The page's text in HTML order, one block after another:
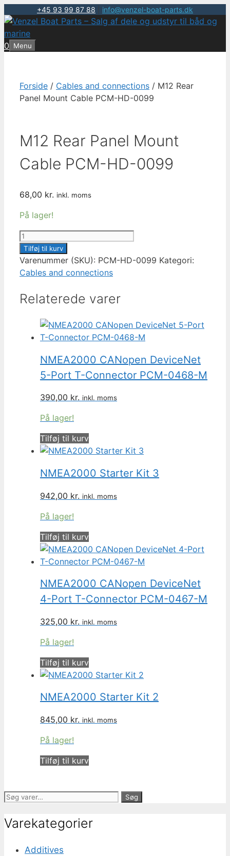
+45 93 99 87 88 info@venzel-boat-parts.dk
Hop
til
indhold
0 Menu
Forside / Cables and connections / M12 Rear
Panel Mount Cable PCM-HD-0099
M12 Rear Panel Mount
Cable PCM-HD-0099
68,00 kr. inkl. moms
På lager!
M12
Rear
Panel
Mount
PCM-
Tilføj til kurv
Varenummer (SKU): PCM-HD-0099 Kategori:
Cables and connections
Relaterede varer
NMEA2000 CANopen DeviceNet
5-Port T-Connector PCM-0468-M
390,00 kr. inkl. moms
På lager!
Tilføj til kurv
NMEA2000 Starter Kit 3
942,00 kr. inkl. moms
På lager!
Tilføj til kurv
NMEA2000 CANopen DeviceNet
4-Port T-Connector PCM-0467-M
325,00 kr. inkl. moms
På lager!
Tilføj til kurv
NMEA2000 Starter Kit 2
845,00 kr. inkl. moms
På lager!
Tilføj til kurv
Søg
Søg
Varekategorier
Additives